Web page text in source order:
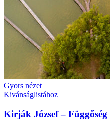
Gyors nézet
Kivánságlistához
Kirják József – Függőség